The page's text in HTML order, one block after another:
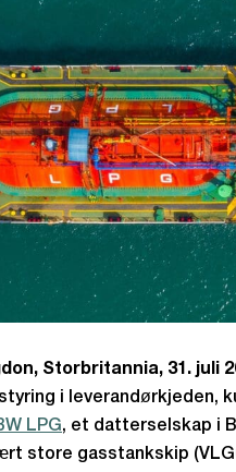
Storbritannia, 31. juli
i leverandørkjeden,
LPG, et datterselskap i
store gasstankskip